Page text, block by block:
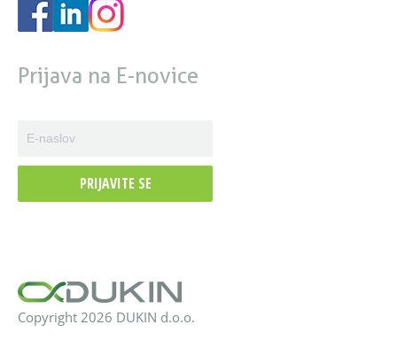
Prijava na E-novice
PRIJAVITE SE
Copyright 2026 DUKIN d.o.o.